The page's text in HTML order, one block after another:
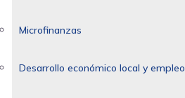
Microfinanzas
Desarrollo económico local y empleo